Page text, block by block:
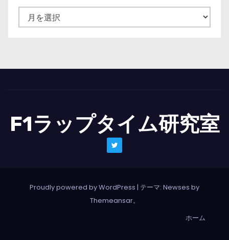
ュ
一
F1ラップタイム研究室
Proudly powered by WordPress | テーマ: Newses by
Themeansar。
ホーム